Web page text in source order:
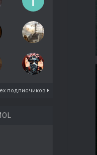
подписчиков